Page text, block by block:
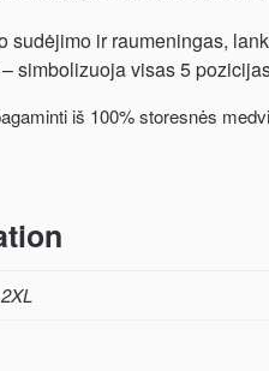
sudėjimo ir raumeningas,
simbolizuoja visas 5
iš 100% storesnės